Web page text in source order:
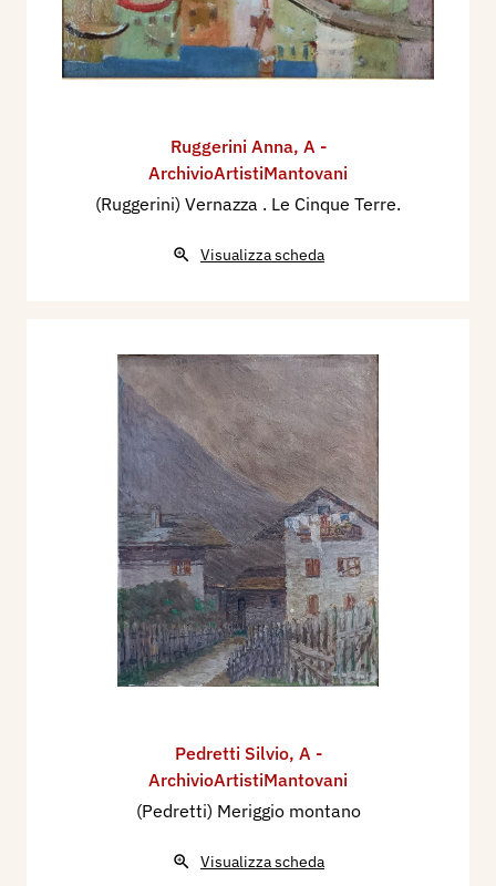
Ruggerini Anna, A -
ArchivioArtistiMantovani
(Ruggerini) Vernazza . Le Cinque Terre.
Visualizza scheda
Pedretti Silvio, A -
ArchivioArtistiMantovani
(Pedretti) Meriggio montano
Visualizza scheda